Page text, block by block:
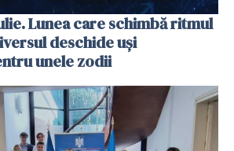
Lunea care schimbă ritmul
deschide uși
unele zodii